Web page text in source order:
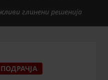
глинени решенија